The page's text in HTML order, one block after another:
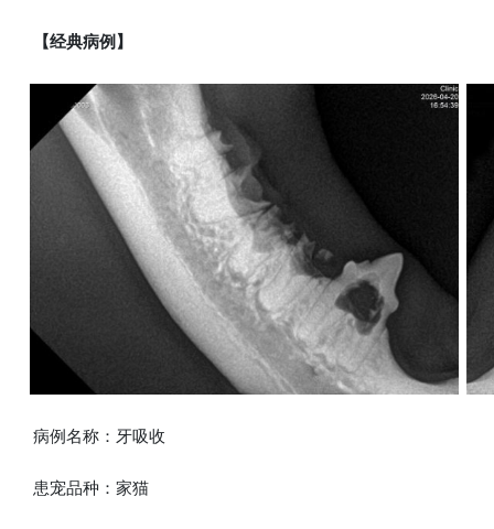
【经典病例】
病例名称：牙吸收
患宠品种：家猫